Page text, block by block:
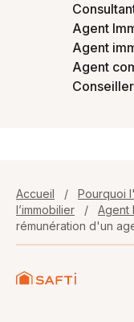
Agent
Agent
Agent
Accueil / Pourquoi
l’immobilier
/ Agent
rémunération d'un